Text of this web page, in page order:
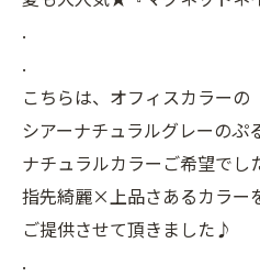
.
.
こちらは、オフィスカラーの
シアーナチュラルグレーの
ナチュラルカラーご希望でし
指先綺麗×上品さあるカラー
ご提供させて頂きました♪
.